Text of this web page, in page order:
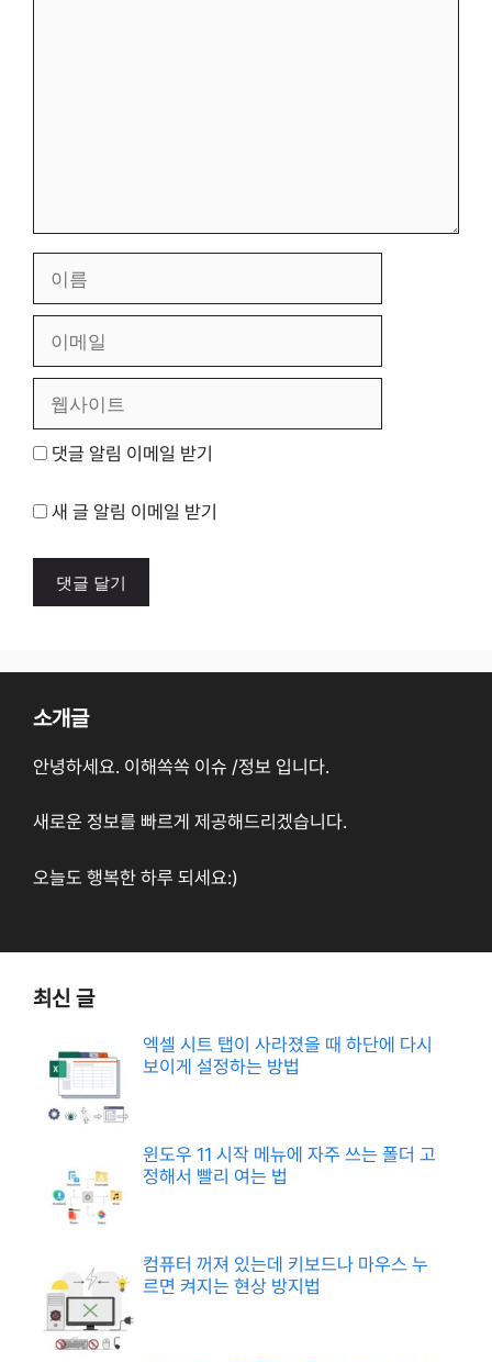
일
이 댓글 알림 이메일 받기
새 글 알림 이메일 받기
소개글
안녕하세요. 이해쏙쏙 이슈 /정보 입니다.
새로운 정보를 빠르게 제공해드리겠습니다.
오늘도 행복한 하루 되세요:)
최신 글
엑셀 시트 탭이 사라졌을 때 하단에 다시
보이게 설정하는 방법
윈도우 11 시작 메뉴에 자주 쓰는 폴더 고
정해서 빨리 여는 법
컴퓨터 꺼져 있는데 키보드나 마우스 누
르면 켜지는 현상 방지법